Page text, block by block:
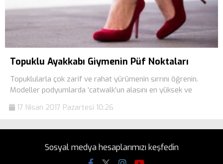
Topuklu Ayakkabı Giymenin Püf Noktaları
Topuklularla çok zarif ve rahat yürümenin sırrını öğrenin.
Modeller podyumlarda ‘catwalk’un alasını en yüksek ve
17 Nisan 2017 Pazartesi 10:26
Sosyal medya hesaplarımızı keşfedin